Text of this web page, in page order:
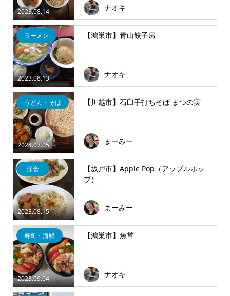
2023.08.14 ナオキ
2023.08.13
ラーメン 【鴻巣市】青山餃子房
ナオキ
2024.07.05
うどん・そば 【川越市】石臼手打ちそば まつの実
まーみー
2023.08.15
洋食
【坂戸市】Apple Pop（アップルポッ
プ）
まーみー
2023.09.04
寿司・海鮮 【鴻巣市】魚常
ナオキ